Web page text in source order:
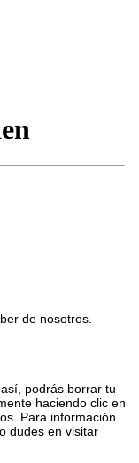
de nosotros.
podrás borrar tu
haciendo clic en
Para información
dudes en visitar